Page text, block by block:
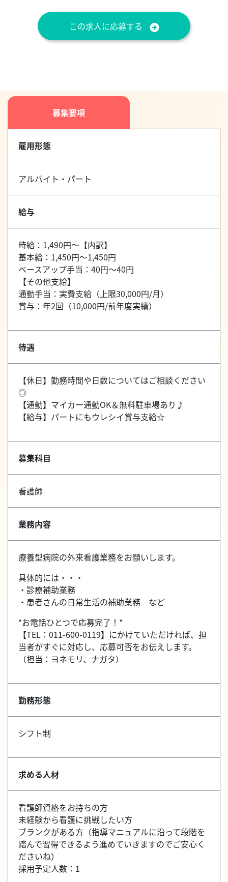
この求人に応募する
募集要項
雇用形態
アルバイト・パート
給与
時給：1,490円～【内訳】
基本給：1,450円～1,450円
ベースアップ手当：40円～40円
【その他支給】
通勤手当：実費支給（上限30,000円/月）
賞与：年2回（10,000円/前年度実績）
待遇
【休日】勤務時間や日数についてはご相談ください
◎
【通勤】マイカー通勤OK＆無料駐車場あり♪
【給与】パートにもウレシイ賞与支給☆
募集科目
看護師
業務内容
療養型病院の外来看護業務をお願いします。
具体的には・・・
・診療補助業務
・患者さんの日常生活の補助業務 など
*お電話ひとつで応募完了！*
【TEL：011-600-0119】にかけていただければ、担
当者がすぐに対応し、応募可否をお伝えします。
（担当：ヨネモリ、ナガタ）
勤務形態
シフト制
求める人材
看護師資格をお持ちの方
未経験から看護に挑戦したい方
ブランクがある方（指導マニュアルに沿って段階を
踏んで習得できるよう進めていきますのでご安心く
ださいね）
採用予定人数：1